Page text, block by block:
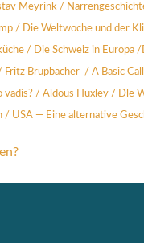
Mey­rink /
/ Die Welt­wo­che und der
/ Die Schweiz in Euro­pa /
Fritz Brup­ba­cher / A Basic
vadis? / Aldous Hux­ley / Dle
/ USA — Eine alter­na­ti­ve